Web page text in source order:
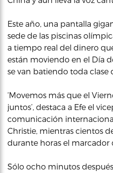
Este año, una pantalla
sede de las piscinas
a tiempo real del dinero
están moviendo en el Día
se van batiendo toda clase
‘Movemos más que el
juntos’, destaca a Efe el
comunicación
Christie, mientras cientos
durante horas el marcador
Sólo ocho minutos